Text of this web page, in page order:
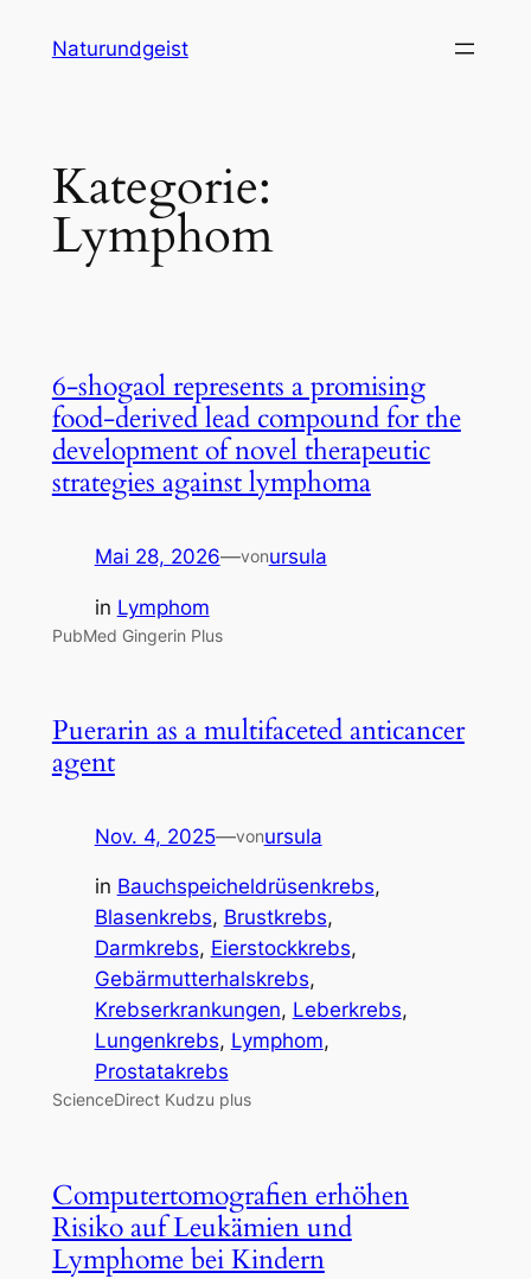
InhaltNaturundgeist
Kategorie:
Lymphom
6-shogaol represents a promising
food-derived lead compound for the
development of novel therapeutic
strategies against lymphoma
Mai 28, 2026—vonursula
in Lymphom
PubMed Gingerin Plus
Puerarin as a multifaceted anticancer
agent
Nov. 4, 2025—vonursula
in Bauchspeicheldrüsenkrebs
Blasenkrebs, Brustkrebs
Darmkrebs, Eierstockkrebs
Gebärmutterhalskrebs
Krebserkrankungen, Leberkrebs
Lungenkrebs, Lymphom
Prostatakrebs
ScienceDirect Kudzu plus
Computertomografien erhöhen
Risiko auf Leukämien und
Lymphome bei Kindern